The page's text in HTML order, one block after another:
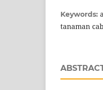
Keywords:
tanaman